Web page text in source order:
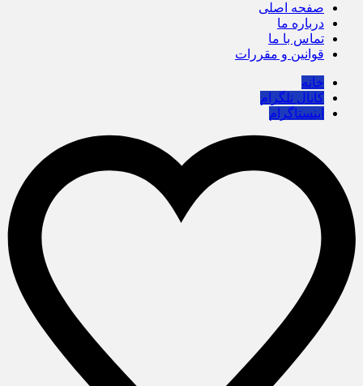
صفحه اصلی
درباره ما
تماس با ما
قوانین و مقررات
خانه
کانال تلگرام
اینستاگرام